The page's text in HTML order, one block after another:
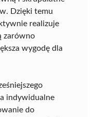
Dzięki temu
realizuje
zarówno
wygodę dla
indywidualne
do